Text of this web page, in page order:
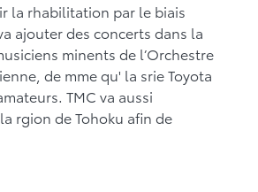
la rhabilitation par le biais
ajouter des concerts dans la
minents de l’Orchestre
de mme qu' la srie Toyota
TMC va aussi
rgion de Tohoku afin de